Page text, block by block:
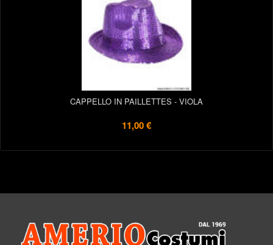
CAPPELLO IN PAILLETTES - VIOLA
11,00 €